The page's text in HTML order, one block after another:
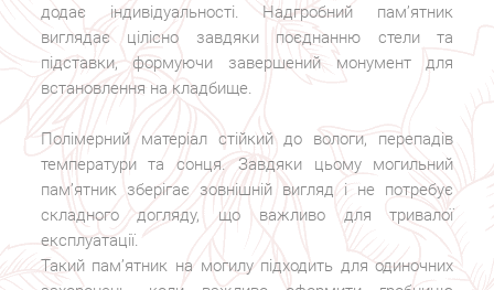
додає індивідуальності. Надгробний пам’ятник
виглядає цілісно завдяки поєднанню стели та
підставки, формуючи завершений монумент для
встановлення на кладбище.
Полімерний матеріал стійкий до вологи, перепадів
температури та сонця. Завдяки цьому могильний
пам’ятник зберігає зовнішній вигляд і не потребує
складного догляду, що важливо для тривалої
експлуатації.
Такий пам’ятник на могилу підходить для одиночних